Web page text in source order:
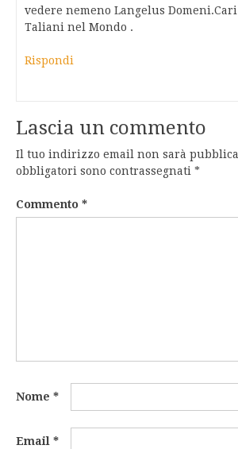
vedere nemeno Langelus
Taliani nel Mondo .
Rispondi
Lascia un commento
Il tuo indirizzo email non sarà
obbligatori sono contrassegnati *
Commento *
Nome *
Email *